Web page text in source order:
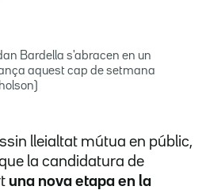
Bardella s'abracen en un
aquest cap de setmana
lleialtat mútua en públic,
la candidatura de
una nova etapa en la